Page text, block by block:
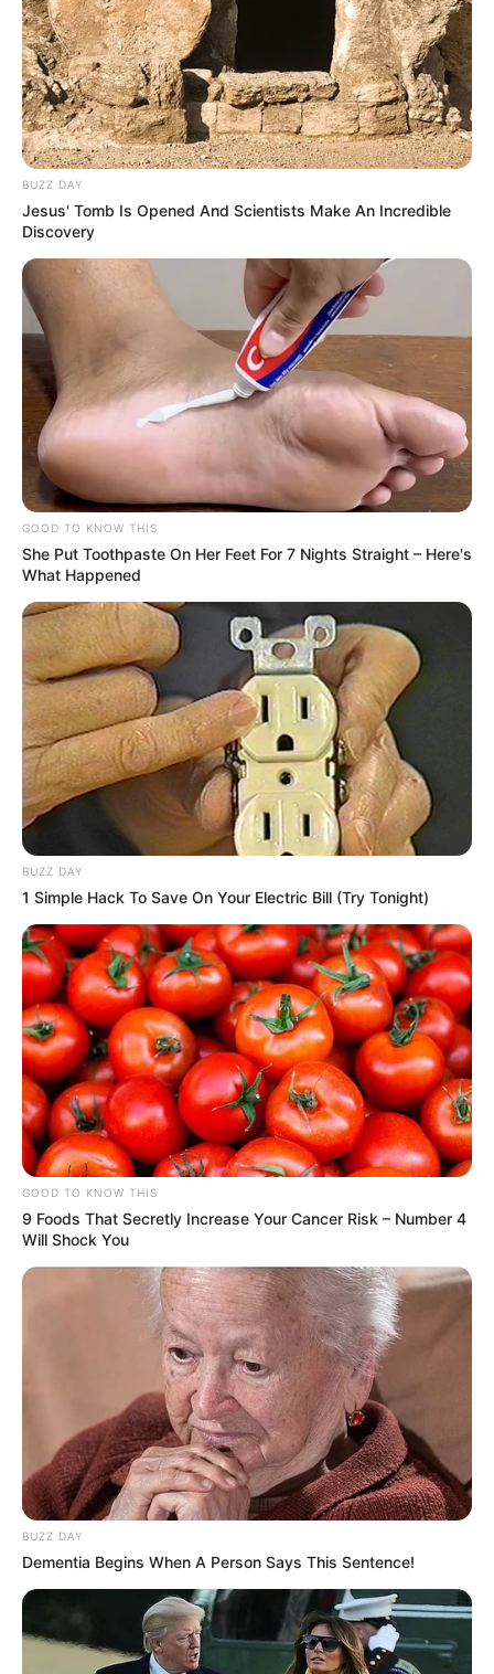
BUZZ DAY
Jesus' Tomb Is Opened And Scientists Make An Incredible
Discovery
GOOD TO KNOW THIS
She Put Toothpaste On Her Feet For 7 Nights Straight – Here's
What Happened
BUZZ DAY
1 Simple Hack To Save On Your Electric Bill (Try Tonight)
GOOD TO KNOW THIS
9 Foods That Secretly Increase Your Cancer Risk – Number 4
Will Shock You
BUZZ DAY
Dementia Begins When A Person Says This Sentence!